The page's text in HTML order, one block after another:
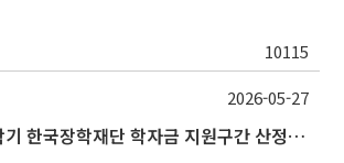
10115
2026학년도 2학기 한국장학재단 학자금 지원구간 산정 신청 안내
2026-05-27